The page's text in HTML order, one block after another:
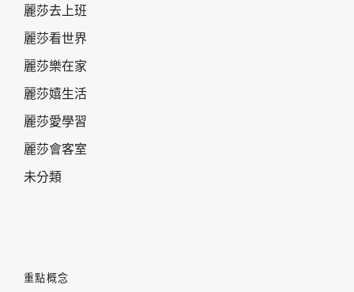
麗莎去上班
麗莎看世界
麗莎樂在家
麗莎嬉生活
麗莎愛學習
麗莎會客室
未分類
重點概念